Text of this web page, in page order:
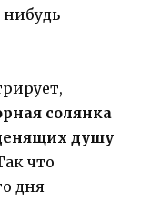
нибудь
солянка
душу
что
дня